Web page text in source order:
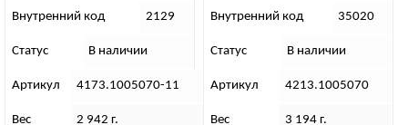
Внутренний код 2129
Статус В наличии
Артикул 4173.1005070-11
Вес 2 942 г.
Внутренний код 35020
Статус В наличии
Артикул 4213.1005070
Вес 3 194 г.